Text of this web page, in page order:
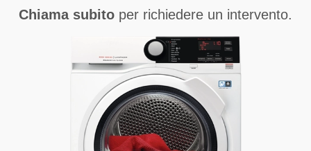
Chiama subito per richiedere un intervento.